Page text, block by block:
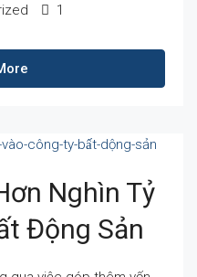
1
Nghìn Tỷ
Động Sản